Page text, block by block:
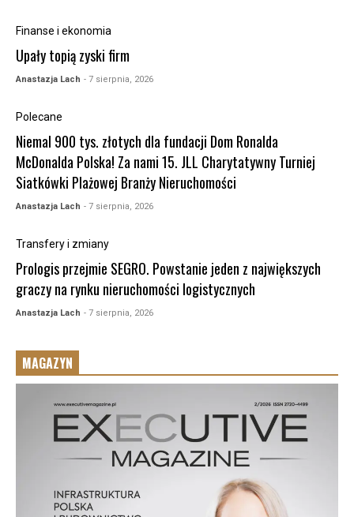
Finanse i ekonomia
Upały topią zyski firm
Anastazja Lach - 7 sierpnia, 2026
Polecane
Niemal 900 tys. złotych dla fundacji Dom Ronalda
McDonalda Polska! Za nami 15. JLL Charytatywny Turniej
Siatkówki Plażowej Branży Nieruchomości
Anastazja Lach - 7 sierpnia, 2026
Transfery i zmiany
Prologis przejmie SEGRO. Powstanie jeden z największych
graczy na rynku nieruchomości logistycznych
Anastazja Lach - 7 sierpnia, 2026
MAGAZYN